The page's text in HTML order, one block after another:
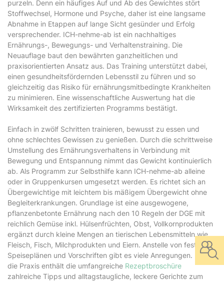
purzeln. Denn ein häufiges Auf und Ab des Gewichtes stört
Stoffwechsel, Hormone und Psyche, daher ist eine langsame
Abnahme in Etappen auf lange Sicht gesünder und Erfolg
versprechender. ICH-nehme-ab ist ein nachhaltiges
Ernährungs-, Bewegungs- und Verhaltenstraining. Die
Neuauflage baut den bewährten ganzheitlichen und
praxisorientierten Ansatz aus. Das Training unterstützt dabei,
einen gesundheitsfördernden Lebensstil zu führen und so
gleichzeitig das Risiko für ernährungsmitbedingte Krankheiten
zu minimieren. Eine wissenschaftliche Auswertung hat die
Wirksamkeit des zertifizierten Programms bestätigt.
Einfach in zwölf Schritten trainieren, bewusst zu essen und
ohne schlechtes Gewissen zu genießen. Durch die schrittweise
Umstellung des Ernährungsverhaltens in Verbindung mit
Bewegung und Entspannung nimmt das Gewicht kontinuierlich
ab. Als Programm zur Selbsthilfe kann ICH-nehme-ab alleine
oder in Gruppenkursen umgesetzt werden. Es richtet sich an
Übergewichtige mit leichtem bis mäßigem Übergewicht ohne
Begleiterkrankungen. Grundlage ist eine ausgewogene,
pflanzenbetonte Ernährung nach den 10 Regeln der DGE mit
reichlich Gemüse inkl. Hülsenfrüchten, Obst, Vollkornprodukten
ergänzt durch kleine Mengen an tierischen Lebensmitteln wie
Fleisch, Fisch, Milchprodukten und Eiern. Anstelle von festen
Speiseplänen und Vorschriften gibt es viele Anregungen. Für
die Praxis enthält die umfangreiche Rezeptbroschüre
zahlreiche Tipps und alltagstaugliche, leckere Gerichte zum